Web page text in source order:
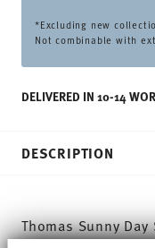
*Excluding new
Not combinable with
DELIVERED IN 10-14
DESCRIPTION
Thomas Sunny